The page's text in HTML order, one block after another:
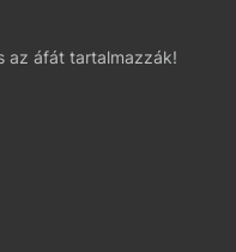
az áfát tartalmazzák!